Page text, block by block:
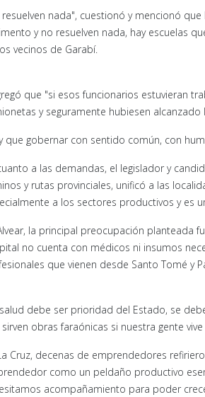
resuelven nada", cuestionó y mencionó
y no resuelven nada, hay escuelas
vecinos de Garabí.
que "si esos funcionarios estuvieran
y seguramente hubiesen
que gobernar con sentido común, con
a las demandas, el legislador y
y rutas provinciales, unificó a las
a los sectores productivos y es
la principal preocupación planteada
no cuenta con médicos ni insumos
que vienen desde Santo Tomé y
debe ser prioridad del Estado, se
obras faraónicas si nuestra gente
Cruz, decenas de emprendedores
como un peldaño productivo
acompañamiento para poder